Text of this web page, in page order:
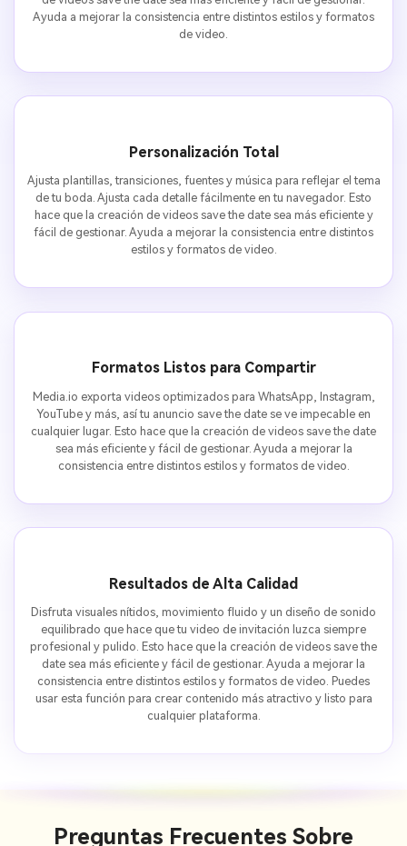
Ayuda a mejorar la consistencia entre distintos estilos y formatos
de video.
Personalización Total
Ajusta plantillas, transiciones, fuentes y música para reflejar el tema
de tu boda. Ajusta cada detalle fácilmente en tu navegador. Esto
hace que la creación de videos save the date sea más eficiente y
fácil de gestionar. Ayuda a mejorar la consistencia entre distintos
estilos y formatos de video.
Formatos Listos para Compartir
Media.io exporta videos optimizados para WhatsApp, Instagram,
YouTube y más, así tu anuncio save the date se ve impecable en
cualquier lugar. Esto hace que la creación de videos save the date
sea más eficiente y fácil de gestionar. Ayuda a mejorar la
consistencia entre distintos estilos y formatos de video.
Resultados de Alta Calidad
Disfruta visuales nítidos, movimiento fluido y un diseño de sonido
equilibrado que hace que tu video de invitación luzca siempre
profesional y pulido. Esto hace que la creación de videos save the
date sea más eficiente y fácil de gestionar. Ayuda a mejorar la
consistencia entre distintos estilos y formatos de video. Puedes
usar esta función para crear contenido más atractivo y listo para
cualquier plataforma.
Preguntas Frecuentes Sobre